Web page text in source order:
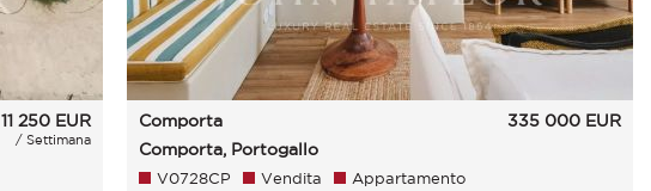
11 250 EUR
/ Settimana
Comporta
Comporta, Portogallo
335 000 EUR
V0728CP Vendita Appartamento